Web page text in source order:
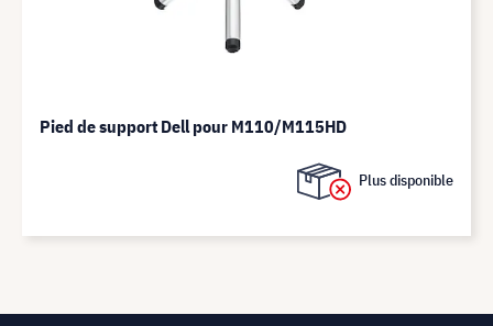
Pied de support Dell pour M110/M115HD
Plus disponible